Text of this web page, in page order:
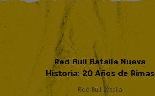
Red Bull Batalla Nueva
Historia: 20 Años de Rimas
Red Bull Batalla